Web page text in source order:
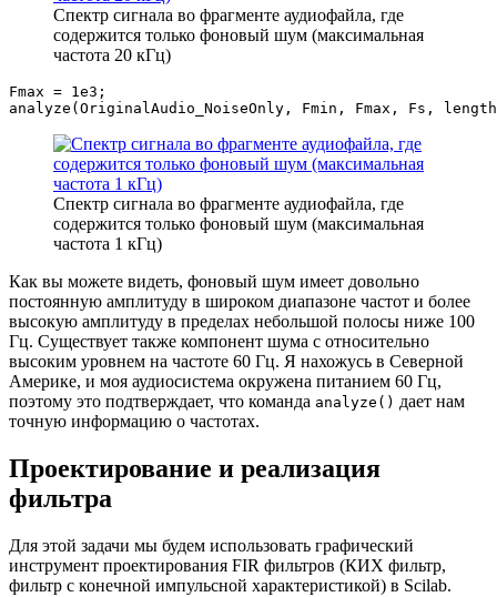
Спектр сигнала во фрагменте аудиофайла, где
содержится только фоновый шум (максимальная
частота 20 кГц)
Fmax = 1e3 ;
analyze ( OriginalAudio_NoiseOnly , Fmin , Fmax , Fs , length
Спектр сигнала во фрагменте аудиофайла, где
содержится только фоновый шум (максимальная
частота 1 кГц)
Как вы можете видеть, фоновый шум имеет довольно
постоянную амплитуду в широком диапазоне частот и более
высокую амплитуду в пределах небольшой полосы ниже 100
Гц. Существует также компонент шума с относительно
высоким уровнем на частоте 60 Гц. Я нахожусь в Северной
Америке, и моя аудиосистема окружена питанием 60 Гц,
поэтому это подтверждает, что команда analyze() дает нам
точную информацию о частотах.
Проектирование и реализация
фильтра
Для этой задачи мы будем использовать графический
инструмент проектирования FIR фильтров (КИХ фильтр,
фильтр с конечной импульсной характеристикой) в Scilab.